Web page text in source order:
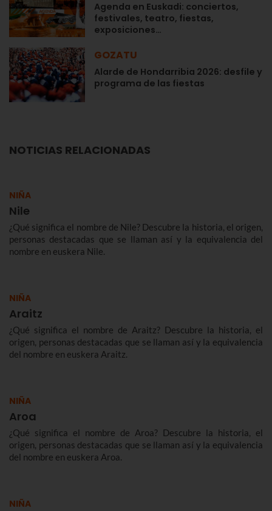
Agenda en Euskadi: conciertos,
festivales, teatro, fiestas,
exposiciones…
GOZATU
Alarde de Hondarribia 2026: desfile y
programa de las fiestas
NOTICIAS RELACIONADAS
NIÑA
Nile
¿Qué significa el nombre de Nile? Descubre la historia, el origen,
personas destacadas que se llaman así y la equivalencia del
nombre en euskera Nile.
NIÑA
Araitz
¿Qué significa el nombre de Araitz? Descubre la historia, el
origen, personas destacadas que se llaman así y la equivalencia
del nombre en euskera Araitz.
NIÑA
Aroa
¿Qué significa el nombre de Aroa? Descubre la historia, el
origen, personas destacadas que se llaman así y la equivalencia
del nombre en euskera Aroa.
NIÑA